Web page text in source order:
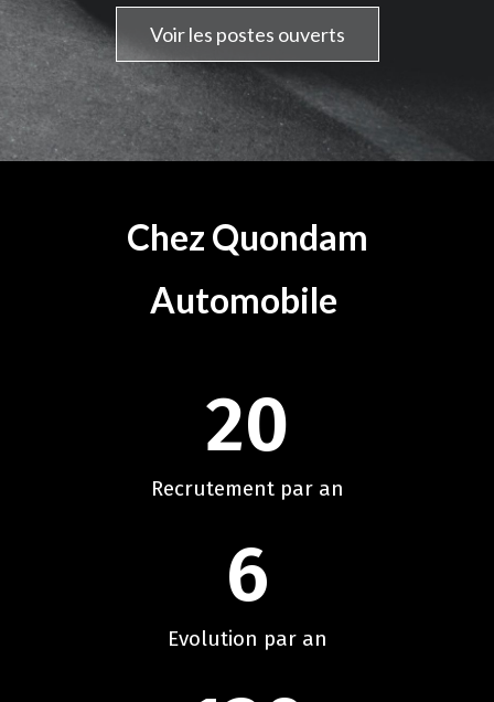
Voir les postes ouverts
Chez Quondam
Automobile
Recrutement par an
20
Evolution par an​
6